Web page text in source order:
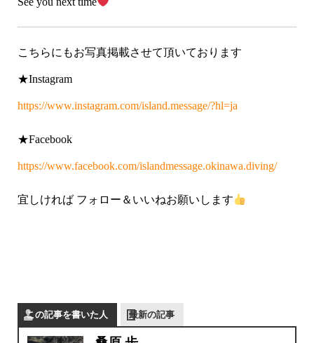
こちらにもお写真掲載させて頂いております
★Instagram
https://www.instagram.com/island.message/?hl=ja
★Facebook
https://www.facebook.com/islandmessage.okinawa.diving/
宜しければ フォロー＆いいねお願いします
この記事を書いた人 最新の記事